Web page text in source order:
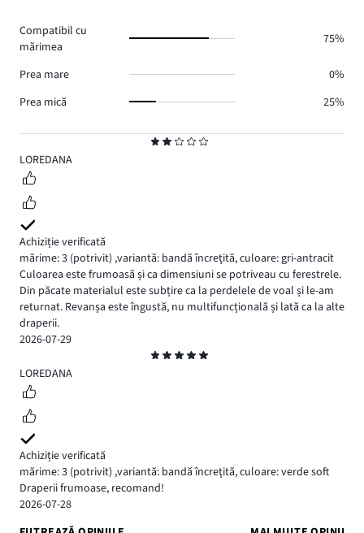
2LOREDANA
Achiziție verificată
mărime: 3 (potrivit) ,variantă: bandă încreţită,culoare: gri-antracit
Culoarea este frumoasă și ca dimensiuni se potriveau cu ferestrele.
Din păcate materialul este subțire ca la perdelele de voal și le-am
returnat. Revanșa este îngustă, nu multifuncțională și lată ca la alte
draperii.
2026-07-29
5LOREDANA
Achiziție verificată
mărime: 3 (potrivit) ,variantă: bandă încreţită,culoare: verde soft
Draperii frumoase, recomand!
2026-07-28
Compatibil cu
mărimea
75%
Prea mare
0%
Prea mică
25%